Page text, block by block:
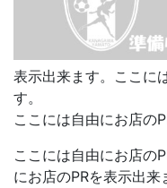
表示出来ます。ここに
す。
ここには自由にお店の
ここには自由にお店の
にお店のPRを表示出